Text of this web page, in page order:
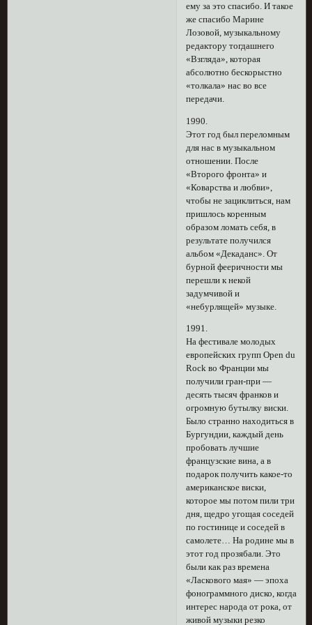
ему за это спасибо. И такое
же спасибо Марине
Лозовой, музыкальному
редактору тогдашнего
«Взгляда», которая
абсолютно бескорыстно
«толкала» нас во все
передачи.
1990.
Этот год был переломным
для нас в музыкальном
отношении. После
«Второго фронта» и
«Коварства и любви»,
чтобы не зациклиться, нам
пришлось коренным
образом ломать себя, в
результате получился
альбом «Декаданс». От
бурной фееричности мы
перешли к некой
задумчивой и
«небурлящей» музыке.
1991.
На фестивале молодых
европейских групп Open du
Rock во Франции мы
получили гран-при —
десять тысяч франков и
огромную бутылку виски.
Было странно находиться в
Бургундии, каждый день
пробовать лучшие
французские вина, а в
подарок получить какое-то
американское виски,
которое мы потом пили три
дня, щедро угощая соседей
по гостинице и соседей в
самолете… На родине мы в
этот год прозябали. Это
были как раз времена
«Ласкового мая» — эпоха
фонограммного диско, когда
интерес народа от рока, от
живой музыки резко